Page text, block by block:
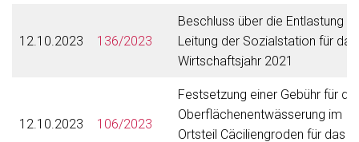
12.10.2023 136/2023
Beschluss über die Entlastung
Leitung der Sozialstation für das
Wirtschaftsjahr 2021
12.10.2023 106/2023
Festsetzung einer Gebühr für die
Oberflächenentwässerung im
Ortsteil Cäciliengroden für das